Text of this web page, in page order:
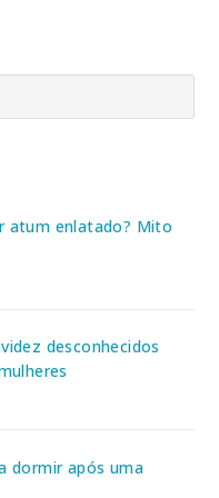
atum enlatado? Mito
desconhecidos
dormir após uma